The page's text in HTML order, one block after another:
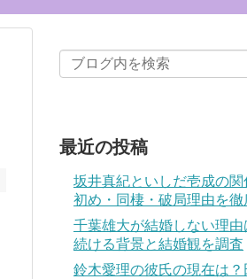
最近の投稿
坂井真紀といしだ壱成の
初め・同棲・破局理由を徹
千葉雄大が結婚しない理由
続ける背景と結婚観を調査
鈴木愛理の彼氏の現在は